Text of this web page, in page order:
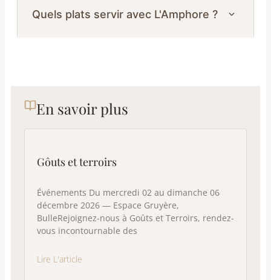
Quels plats servir avec L'Amphore ?
En savoir plus
Gôuts et terroirs
Événements Du mercredi 02 au dimanche 06
décembre 2026 — Espace Gruyère,
BulleRejoignez-nous à Goûts et Terroirs, rendez-
vous incontournable des
Lire L'article